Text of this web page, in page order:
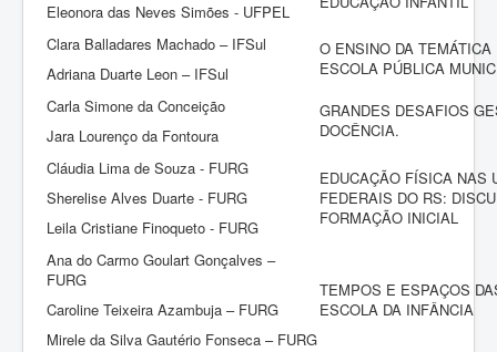
Eleonora das Neves Simões - UFPEL
Clara Balladares Machado – IFSul
Adriana Duarte Leon – IFSul
O ENSINO DA
ESCOLA PÚBLICA
Carla Simone da Conceição
Jara Lourenço da Fontoura
GRANDES DESAFIOS
DOCÊNCIA.
Cláudia Lima de Souza - FURG
Sherelise Alves Duarte - FURG
Leila Cristiane Finoqueto - FURG
EDUCAÇÃO FÍSICA NAS
FEDERAIS DO RS:
FORMAÇÃO INICIAL
Ana do Carmo Goulart Gonçalves –
FURG
Caroline Teixeira Azambuja – FURG
Mirele da Silva Gautério Fonseca – FURG
TEMPOS E ESPAÇOS
ESCOLA DA INFÂNCIA